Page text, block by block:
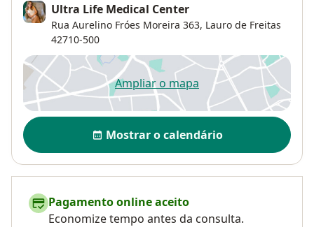
Ultra Life Medical Center
Rua Aurelino Fróes Moreira 363, Lauro de Freitas
42710-500
Ampliar o mapaabre num novo separador
Disponibilidade
Mostrar o calendário
Pagamento online aceito
Economize tempo antes da consulta.